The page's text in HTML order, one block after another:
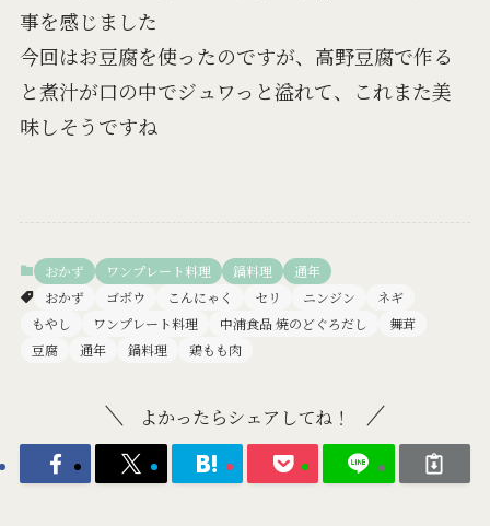
事を感じました
今回はお豆腐を使ったのですが、高野豆腐で作る
と煮汁が口の中でジュワっと溢れて、これまた美
味しそうですね
おかず ワンプレート料理 鍋料理
通年
おかず
ゴボウ こんにゃく セリ ニンジン
ネギ
もやし
ワンプレート料理 中浦食品 焼のどぐろだし
舞茸
豆腐
通年 鍋料理 鶏もも肉
よかったらシェアしてね！